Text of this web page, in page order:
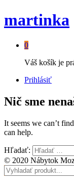
martinka
0
Váš košík je
Prihlásiť
Nič sme
It seems we can’t
can help.
Hľadať:
© 2020 Nábytok